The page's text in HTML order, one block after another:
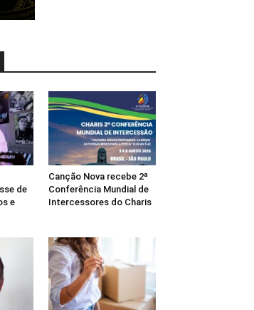
de
e
Canção Nova recebe 2ª
Conferência Mundial de
Intercessores do Charis